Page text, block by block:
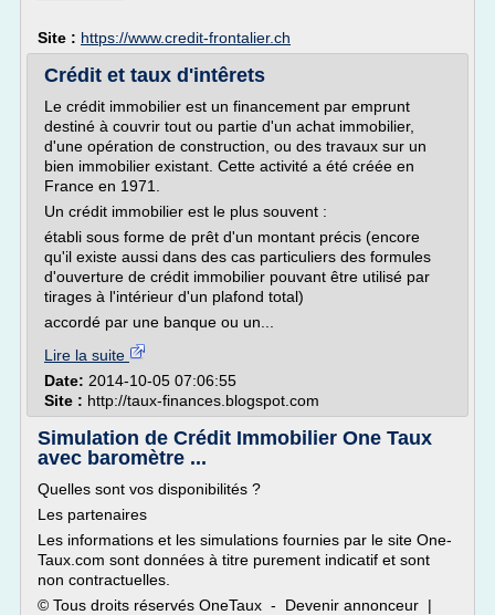
Site : https://www.credit-frontalier.ch
Crédit et taux d'intêrets
Le crédit immobilier est un financement par emprunt
destiné à couvrir tout ou partie d'un achat immobilier,
d'une opération de construction, ou des travaux sur un
bien immobilier existant. Cette activité a été créée en
France en 1971.
Un crédit immobilier est le plus souvent :
établi sous forme de prêt d'un montant précis (encore
qu'il existe aussi dans des cas particuliers des formules
d'ouverture de crédit immobilier pouvant être utilisé par
tirages à l'intérieur d'un plafond total)
accordé par une banque ou un...
Lire la suite
Date: 2014-10-05 07:06:55
Site : http://taux-finances.blogspot.com
Simulation de Crédit Immobilier One Taux
avec baromètre ...
Quelles sont vos disponibilités ?
Les partenaires
Les informations et les simulations fournies par le site One-
Taux.com sont données à titre purement indicatif et sont
non contractuelles.
© Tous droits réservés OneTaux - Devenir annonceur |